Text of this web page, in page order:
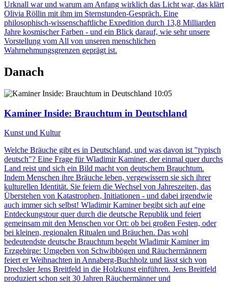
Urknall war und warum am Anfang wirklich das Licht war, das klärt
Olivia Röllin mit ihm im Sternstunden-Gespräch. Eine
philosophisch-wissenschaftliche Expedition durch 13,8 Milliarden
Jahre kosmischer Farben - und ein Blick darauf, wie sehr unsere
Vorstellung vom All von unseren menschlichen
Wahrnehmungsgrenzen geprägt ist.
Danach
10:05
Kaminer Inside: Brauchtum in Deutschland
Kunst und Kultur
Welche Bräuche gibt es in Deutschland, und was davon ist "typisch
deutsch"? Eine Frage für Wladimir Kaminer, der einmal quer durchs
Land reist und sich ein Bild macht von deutschem Brauchtum.
Indem Menschen ihre Bräuche leben, vergewissern sie sich ihrer
kulturellen Identität. Sie feiern die Wechsel von Jahreszeiten, das
Überstehen von Katastrophen, Initiationen - und dabei irgendwie
auch immer sich selbst! Wladimir Kaminer begibt sich auf eine
Entdeckungstour quer durch die deutsche Republik und feiert
gemeinsam mit den Menschen vor Ort: ob bei großen Festen, oder
bei kleinen, regionalen Ritualen und Bräuchen. Das wohl
bedeutendste deutsche Brauchtum begeht Wladimir Kaminer im
Erzgebirge: Umgeben von Schwibbögen und Räuchermännern
feiert er Weihnachten in Annaberg-Buchholz und lässt sich von
Drechsler Jens Breitfeld in die Holzkunst einführen. Jens Breitfeld
produziert schon seit 30 Jahren Räuchermänner und